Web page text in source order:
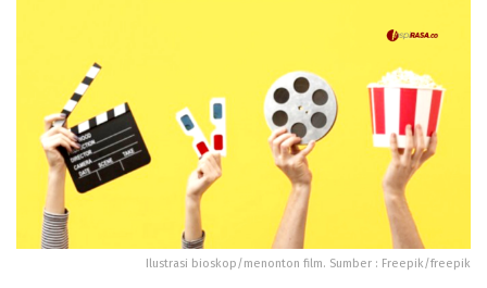
Ilustrasi bioskop/menonton film. Sumber : Freepik/freepik